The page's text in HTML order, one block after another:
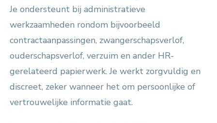
Je ondersteunt bij administratieve
werkzaamheden rondom bijvoorbeeld
contractaanpassingen, zwangerschapsverlof,
ouderschapsverlof, verzuim en ander HR-
gerelateerd papierwerk. Je werkt zorgvuldig en
discreet, zeker wanneer het om persoonlijke of
vertrouwelijke informatie gaat.